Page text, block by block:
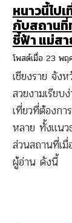
หนาวนี้ไป
กับสถานที่
ชี้ฟ้า แม่ส
โพสต์เมื่อ 23 พฤ
เชียงราย จัง
สวยงามเรีย
เที่ยวที่ต้องก
หลาย ทั้งแนว
ส่วนสถานที่เมื่
ผู้อ่าน ดังนี้